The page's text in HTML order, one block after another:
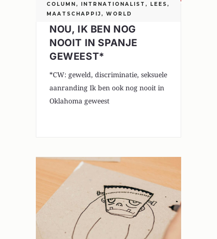
COLUMN , INTRNATIONALIST , LEES ,
MAATSCHAPPIJ , WORLD
NOU, IK BEN NOG
NOOIT IN SPANJE
GEWEEST*
*CW: geweld, discriminatie, seksuele
aanranding Ik ben ook nog nooit in
Oklahoma geweest